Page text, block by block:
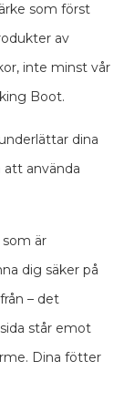
som först
av
inte minst vår
Boot.
dina
att använda
är
dig säker på
– det
står emot
Dina fötter